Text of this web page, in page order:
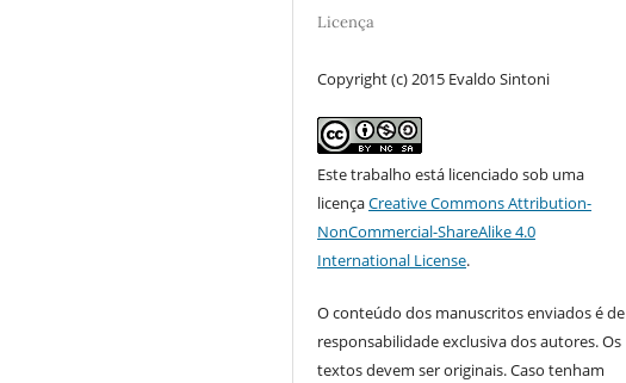
Licença
Copyright (c) 2015 Evaldo Sintoni
Este trabalho está licenciado sob uma
licençaCreative Commons Attribution-
NonCommercial-ShareAlike 4.0
International License.
O conteúdo dos manuscritos enviados é de
responsabilidade exclusiva dos autores. Os
textos devem ser originais. Caso tenham